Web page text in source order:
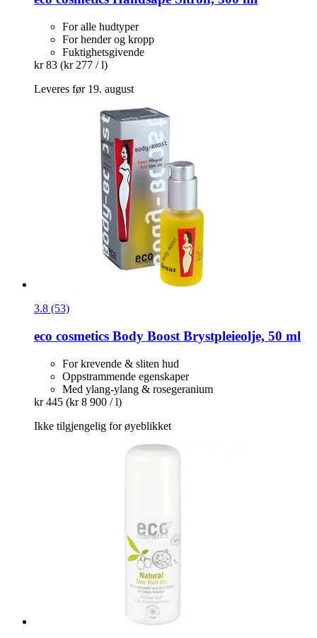
For alle hudtyper
For hender og kropp
Fuktighetsgivende
kr 83 (kr 277 / l)
Leveres før 19. august
3.8 (53)
eco cosmetics Body Boost Brystpleieolje, 50 ml
For krevende & sliten hud
Oppstrammende egenskaper
Med ylang-ylang & rosegeranium
kr 445 (kr 8 900 / l)
Ikke tilgjengelig for øyeblikket